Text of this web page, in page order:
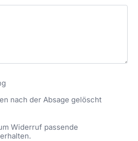
nach der Absage gelöscht
Widerruf passende